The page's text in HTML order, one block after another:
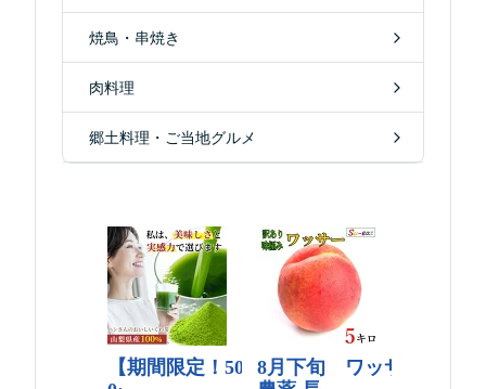
焼鳥・串焼き
肉料理
郷土料理・ご当地グルメ